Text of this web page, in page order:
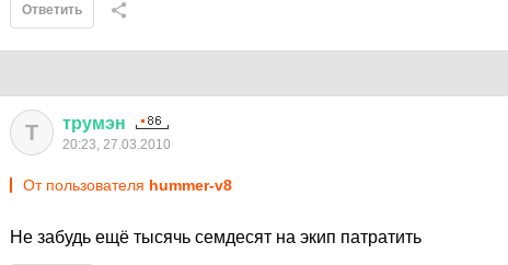
Ответить
Т трумэн
20:23, 27.03.2010
От пользователя hummer-v8
Не забудь ещё тысячь семдесят на экип патратить